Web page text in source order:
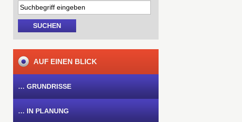
AUF EINEN BLICK
… GRUNDRISSE
… IN PLANUNG